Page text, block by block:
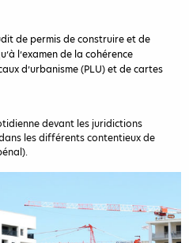
de permis de construire et de
l’examen de la cohérence
d’urbanisme (PLU) et de cartes
devant les juridictions
les différents contentieux de